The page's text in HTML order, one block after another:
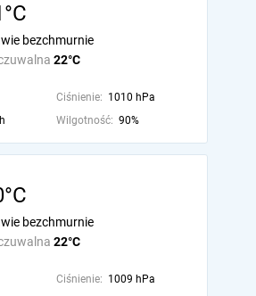
22°C
bezchmurnie
Ciśnienie: 1010 hPa
Wilgotność: 90%
22°C
bezchmurnie
Ciśnienie: 1009 hPa